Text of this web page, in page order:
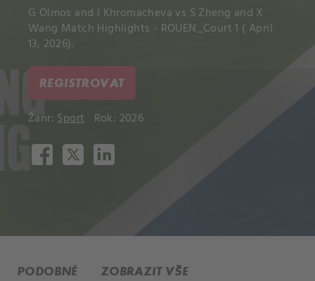
G Olmos and I Khromacheva vs S Zheng and X
Wang Match Highlights - ROUEN_Court 1 ( April
13, 2026).
REGISTROVAT
Žánr:Sport Rok: 2026
PODOBNÉ ZOBRAZIT VŠE